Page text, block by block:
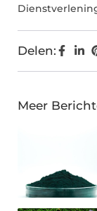
Delen:
Meer